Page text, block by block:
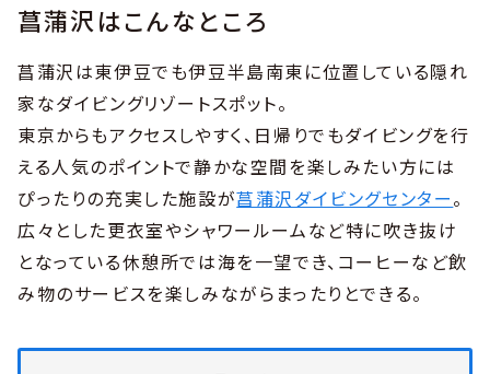
菖蒲沢はこんなところ
菖蒲沢は東伊豆でも伊豆半島南東に位置している隠れ
家なダイビングリゾートスポット。
東京からもアクセスしやすく、日帰りでもダイビングを行
える人気のポイントで静かな空間を楽しみたい方には
ぴったりの充実した施設が菖蒲沢ダイビングセンター。
広々とした更衣室やシャワールームなど特に吹き抜け
となっている休憩所では海を一望でき、コーヒーなど飲
み物のサービスを楽しみながらまったりとできる。